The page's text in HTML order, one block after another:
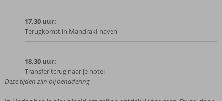
17.30 uur:
Terugkomst in Mandraki-haven
18.30 uur:
Transfer terug naar je hotel
Deze tijden zijn bij benadering